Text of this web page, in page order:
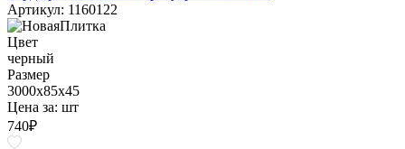
Артикул: 1160122
Цвет
черный
Размер
3000х85х45
Цена за: шт
740₽